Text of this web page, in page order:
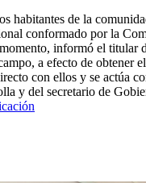
habitantes de la
conformado por la
informó el titular
a efecto de obtener
con ellos y se actúa
y del secretario de